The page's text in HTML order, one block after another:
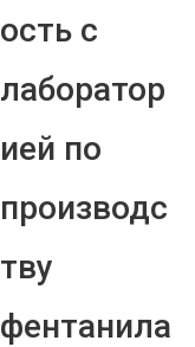
ость с
лаборатор
ией по
производс
тву
фентанила